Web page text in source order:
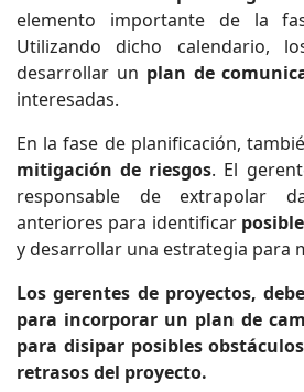
elemento importante de la
Utilizando dicho calendario,
desarrollar un plan de
interesadas.
En la fase de planificación,
mitigación de riesgos. El
responsable de extrapolar
anteriores para identificar
y desarrollar una estrategia para
Los gerentes de proyectos,
para incorporar un plan de
para disipar posibles
retrasos del proyecto.